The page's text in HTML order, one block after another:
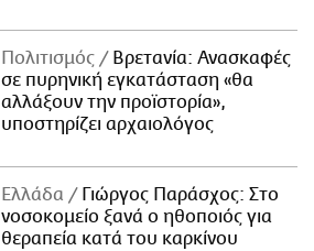
Πολιτισμός
Βρετανία: Ανασκαφές
σε πυρηνική εγκατάσταση «θα
αλλάξουν την προϊστορία»,
υποστηρίζει αρχαιολόγος
Ελλάδα
Γιώργος Παράσχος: Στο
νοσοκομείο ξανά ο ηθοποιός για
θεραπεία κατά του καρκίνου